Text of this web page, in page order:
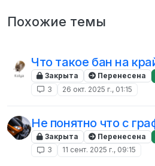
Похожие темы
Что такое бан на
Закрыта Перенесена
3
26 окт. 2025 г., 01:15
Не понятно что с
Закрыта Перенесена
3
11 сент. 2025 г., 09:15